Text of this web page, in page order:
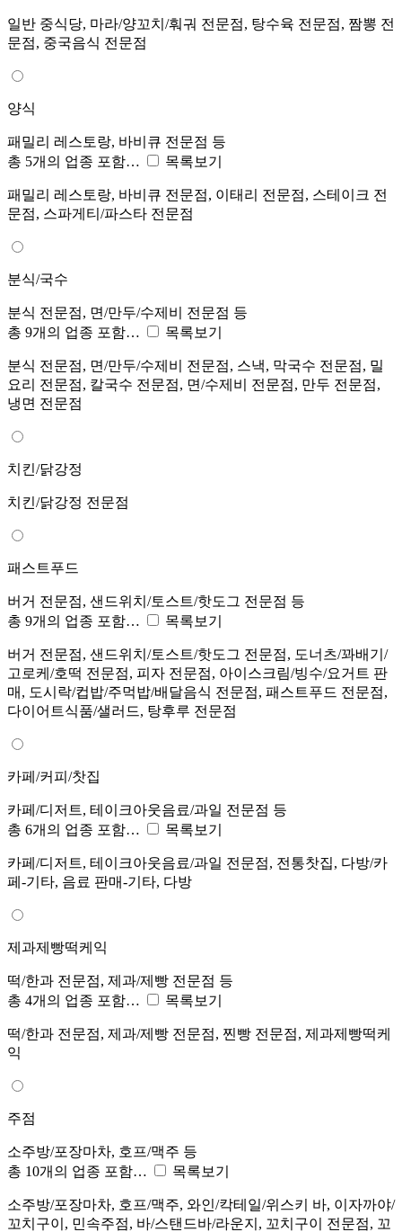
일반 중식당, 마라/양꼬치/훠궈 전문점, 탕수육 전문점, 짬뽕 전
문점, 중국음식 전문점
양식
패밀리 레스토랑, 바비큐 전문점 등
총 5개의 업종 포함…
목록보기
패밀리 레스토랑, 바비큐 전문점, 이태리 전문점, 스테이크 전
문점, 스파게티/파스타 전문점
분식/국수
분식 전문점, 면/만두/수제비 전문점 등
총 9개의 업종 포함…
목록보기
분식 전문점, 면/만두/수제비 전문점, 스낵, 막국수 전문점, 밀
요리 전문점, 칼국수 전문점, 면/수제비 전문점, 만두 전문점,
냉면 전문점
치킨/닭강정
치킨/닭강정 전문점
패스트푸드
버거 전문점, 샌드위치/토스트/핫도그 전문점 등
총 9개의 업종 포함…
목록보기
버거 전문점, 샌드위치/토스트/핫도그 전문점, 도너츠/꽈배기/
고로케/호떡 전문점, 피자 전문점, 아이스크림/빙수/요거트 판
매, 도시락/컵밥/주먹밥/배달음식 전문점, 패스트푸드 전문점,
다이어트식품/샐러드, 탕후루 전문점
카페/커피/찻집
카페/디저트, 테이크아웃음료/과일 전문점 등
총 6개의 업종 포함…
목록보기
카페/디저트, 테이크아웃음료/과일 전문점, 전통찻집, 다방/카
페-기타, 음료 판매-기타, 다방
제과제빵떡케익
떡/한과 전문점, 제과/제빵 전문점 등
총 4개의 업종 포함…
목록보기
떡/한과 전문점, 제과/제빵 전문점, 찐빵 전문점, 제과제빵떡케
익
주점
소주방/포장마차, 호프/맥주 등
총 10개의 업종 포함…
목록보기
소주방/포장마차, 호프/맥주, 와인/칵테일/위스키 바, 이자까야/
꼬치구이, 민속주점, 바/스탠드바/라운지, 꼬치구이 전문점, 꼬